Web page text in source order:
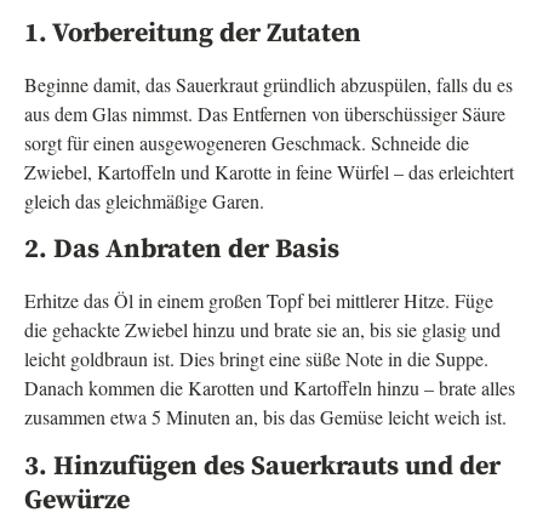
1. Vorbereitung der Zutaten
Beginne damit, das Sauerkraut gründlich abzuspülen, falls du es
aus dem Glas nimmst. Das Entfernen von überschüssiger Säure
sorgt für einen ausgewogeneren Geschmack. Schneide die
Zwiebel, Kartoffeln und Karotte in feine Würfel – das erleichtert
gleich das gleichmäßige Garen.
2. Das Anbraten der Basis
Erhitze das Öl in einem großen Topf bei mittlerer Hitze. Füge
die gehackte Zwiebel hinzu und brate sie an, bis sie glasig und
leicht goldbraun ist. Dies bringt eine süße Note in die Suppe.
Danach kommen die Karotten und Kartoffeln hinzu – brate alles
zusammen etwa 5 Minuten an, bis das Gemüse leicht weich ist.
3. Hinzufügen des Sauerkrauts und der
Gewürze